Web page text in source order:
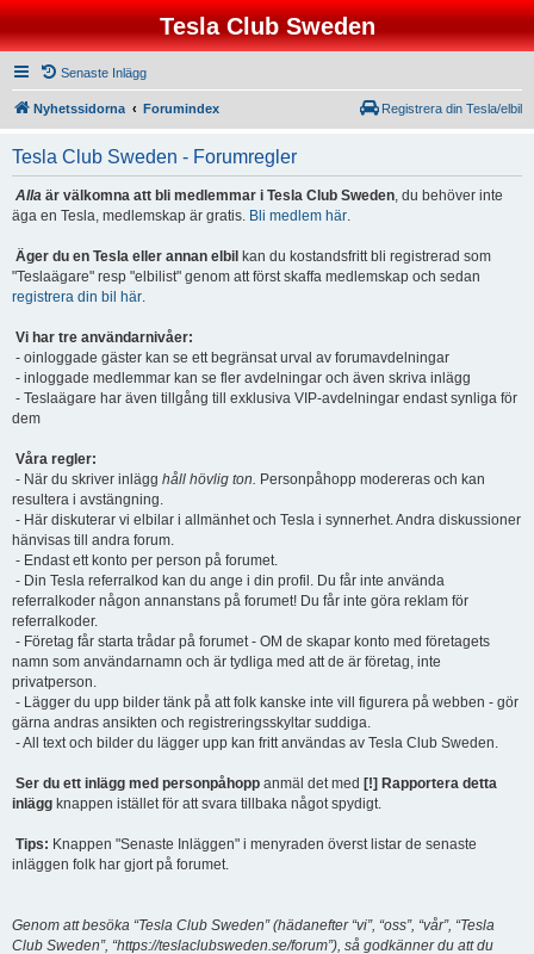
Tesla Club Sweden
Senaste Inlägg
Nyhetssidorna Forumindex Registrera din Tesla/elbil
Tesla Club Sweden - Forumregler
Alla är välkomna att bli medlemmar i Tesla Club Sweden, du behöver inte
äga en Tesla, medlemskap är gratis. Bli medlem här.
Äger du en Tesla eller annan elbil kan du kostandsfritt bli registrerad som
"Teslaägare" resp "elbilist" genom att först skaffa medlemskap och sedan
registrera din bil här.
Vi har tre användarnivåer:
- oinloggade gäster kan se ett begränsat urval av forumavdelningar
- inloggade medlemmar kan se fler avdelningar och även skriva inlägg
- Teslaägare har även tillgång till exklusiva VIP-avdelningar endast synliga för
dem
Våra regler:
- När du skriver inlägg håll hövlig ton. Personpåhopp modereras och kan
resultera i avstängning.
- Här diskuterar vi elbilar i allmänhet och Tesla i synnerhet. Andra diskussioner
hänvisas till andra forum.
- Endast ett konto per person på forumet.
- Din Tesla referralkod kan du ange i din profil. Du får inte använda
referralkoder någon annanstans på forumet! Du får inte göra reklam för
referralkoder.
- Företag får starta trådar på forumet - OM de skapar konto med företagets
namn som användarnamn och är tydliga med att de är företag, inte
privatperson.
- Lägger du upp bilder tänk på att folk kanske inte vill figurera på webben - gör
gärna andras ansikten och registreringsskyltar suddiga.
- All text och bilder du lägger upp kan fritt användas av Tesla Club Sweden.
Ser du ett inlägg med personpåhopp anmäl det med [!] Rapportera detta
inlägg knappen istället för att svara tillbaka något spydigt.
Tips: Knappen "Senaste Inläggen" i menyraden överst listar de senaste
inläggen folk har gjort på forumet.
Genom att besöka “Tesla Club Sweden” (hädanefter “vi”, “oss”, “vår”, “Tesla
Club Sweden”, “https://teslaclubsweden.se/forum”), så godkänner du att du